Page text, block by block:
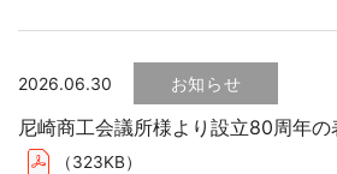
2026.06.30 お知らせ
尼崎商工会議所様より設立80周年
（323KB）